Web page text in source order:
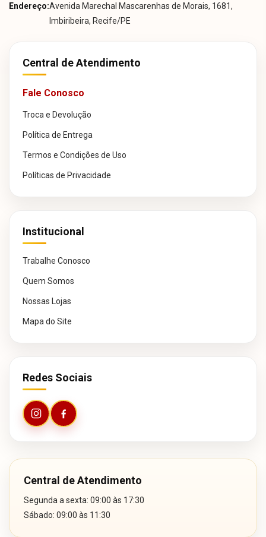
Endereço:Avenida Marechal Mascarenhas de Morais, 1681,
Imbiribeira, Recife/PE
Central de Atendimento
Fale Conosco
Troca e Devolução
Política de Entrega
Termos e Condições de Uso
Políticas de Privacidade
Institucional
Trabalhe Conosco
Quem Somos
Nossas Lojas
Mapa do Site
Redes Sociais
Central de Atendimento
Segunda a sexta: 09:00 às 17:30
Sábado: 09:00 às 11:30